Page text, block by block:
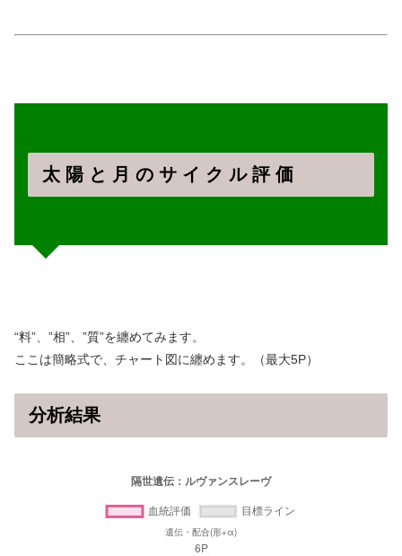
太 陽 と 月 の サ イ ク ル 評 価
“料”、”相”、”質”を纏めてみます。
ここは簡略式で、チャート図に纏めます。（最大5P）
分析結果